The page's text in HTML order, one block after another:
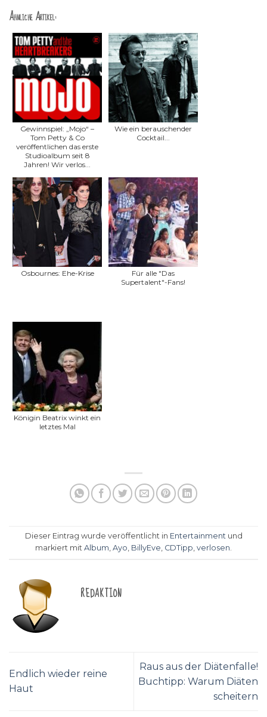
Ähnliche Artikel:
Gewinnspiel: „Mojo“ –
Tom Petty & Co
veröffentlichen das erste
Studioalbum seit 8
Jahren! Wir verlos...
Wie ein berauschender
Cocktail...
Osbournes: Ehe-Krise
Für alle "Das
Supertalent"-Fans!
Königin Beatrix winkt ein
letztes Mal
Dieser Eintrag wurde veröffentlicht in Entertainment und
markiert mit Album Ayo BillyEve CDTipp verlosen
REDAKTION
Endlich wieder reine
Haut
Raus aus der Diätenfalle!
Buchtipp: Warum Diäten
scheitern